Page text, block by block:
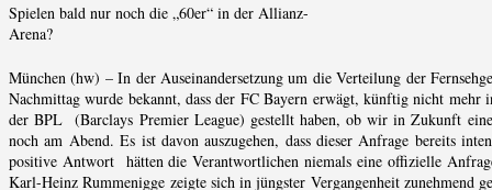
Spielen bald nur noch die „60er“ in der Allianz-
Arena?
München (hw) – In der Auseinandersetzung um die Verteilung der
Nachmittag wurde bekannt, dass der FC Bayern erwägt, künftig nicht
der BPL (Barclays Premier League) gestellt haben, ob wir in Zukunft
noch am Abend. Es ist davon auszugehen, dass dieser Anfrage bereits
positive Antwort hätten die Verantwortlichen niemals eine offizielle
Karl-Heinz Rummenigge zeigte sich in jüngster Vergangenheit zunehmend